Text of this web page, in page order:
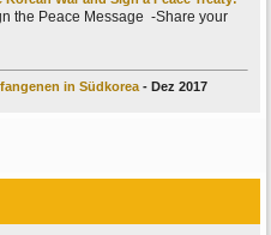
the Peace Message -Share your
in Südkorea- Dez 2017